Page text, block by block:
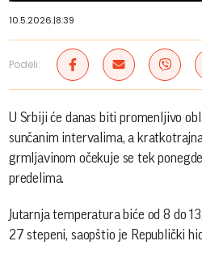
10.5.2026.|8:39
Podeli:
U Srbiji će danas biti promenljivo
sunčanim intervalima, a
grmljavinom očekuje se tek
predelima.
Jutarnja temperatura biće od 8 do
27 stepeni, saopštio je Republički